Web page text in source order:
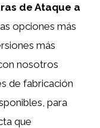
de Ataque a
opciones más
más
nosotros
de fabricación
para
que